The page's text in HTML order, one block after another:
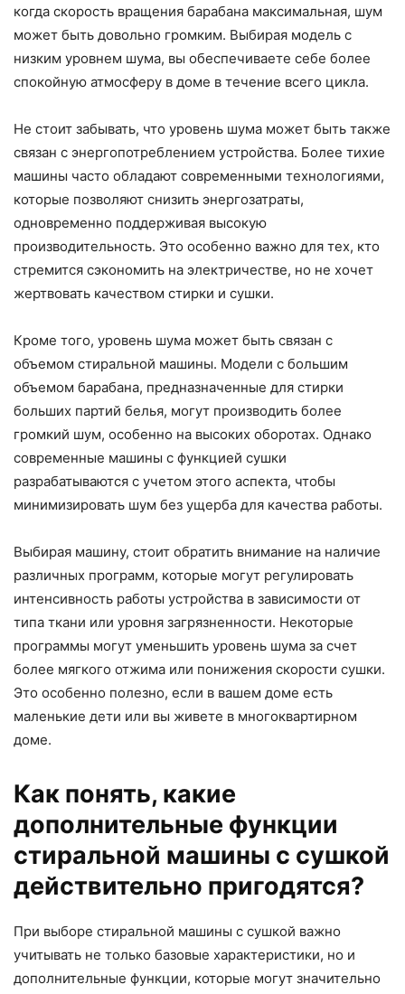
когда скорость вращения барабана максимальная, шум
может быть довольно громким. Выбирая модель с
низким уровнем шума, вы обеспечиваете себе более
спокойную атмосферу в доме в течение всего цикла.
Не стоит забывать, что уровень шума может быть также
связан с энергопотреблением устройства. Более тихие
машины часто обладают современными технологиями,
которые позволяют снизить энергозатраты,
одновременно поддерживая высокую
производительность. Это особенно важно для тех, кто
стремится сэкономить на электричестве, но не хочет
жертвовать качеством стирки и сушки.
Кроме того, уровень шума может быть связан с
объемом стиральной машины. Модели с большим
объемом барабана, предназначенные для стирки
больших партий белья, могут производить более
громкий шум, особенно на высоких оборотах. Однако
современные машины с функцией сушки
разрабатываются с учетом этого аспекта, чтобы
минимизировать шум без ущерба для качества работы.
Выбирая машину, стоит обратить внимание на наличие
различных программ, которые могут регулировать
интенсивность работы устройства в зависимости от
типа ткани или уровня загрязненности. Некоторые
программы могут уменьшить уровень шума за счет
более мягкого отжима или понижения скорости сушки.
Это особенно полезно, если в вашем доме есть
маленькие дети или вы живете в многоквартирном
доме.
Как понять, какие
дополнительные функции
стиральной машины с сушкой
действительно пригодятся?
При выборе стиральной машины с сушкой важно
учитывать не только базовые характеристики, но и
дополнительные функции, которые могут значительно